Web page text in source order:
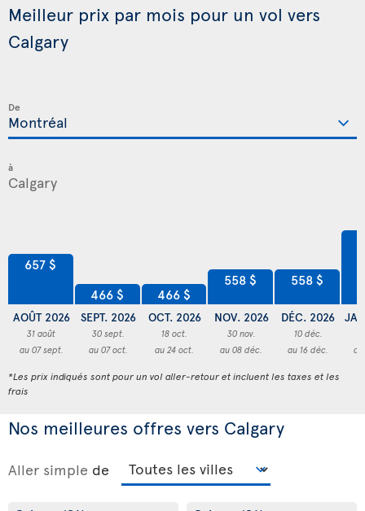
Meilleur prix par mois pour un vol vers
Calgary
De
à
657 $
AOÛT 2026
31 août
au 07 sept.
466 $
SEPT. 2026
30 sept.
au 07 oct.
466 $
OCT. 2026
18 oct.
au 24 oct.
558 $
NOV. 2026
30 nov.
au 08 déc.
558 $
DÉC. 2026
10 déc.
au 16 déc.
*Les prix indiqués sont pour un vol aller-retour et incluent les taxes et les
frais
Nos meilleures offres vers Calgary
Aller simple de